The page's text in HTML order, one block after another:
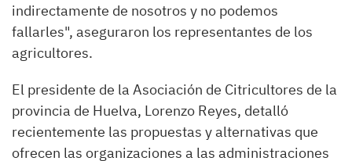
indirectamente de nosotros y no podemos
fallarles", aseguraron los representantes de los
agricultores.
El presidente de la Asociación de Citricultores de la
provincia de Huelva, Lorenzo Reyes, detalló
recientemente las propuestas y alternativas que
ofrecen las organizaciones a las administraciones